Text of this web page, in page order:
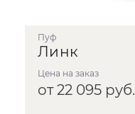
Пуф
Линк
Цена на заказ
от 22 095 руб.